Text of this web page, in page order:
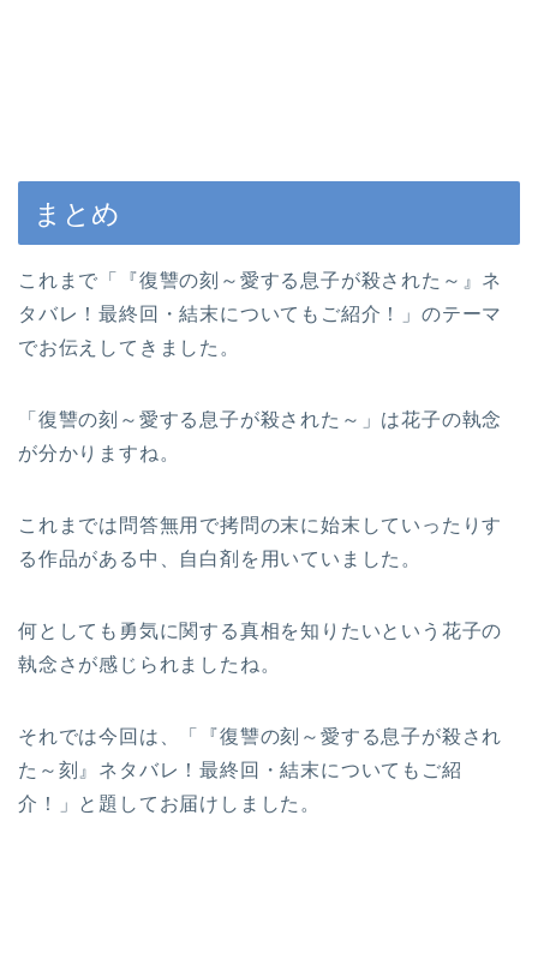
まとめ
これまで「『復讐の刻～愛する息子が殺された～』ネ
タバレ！最終回・結末についてもご紹介！」のテーマ
でお伝えしてきました。
「復讐の刻～愛する息子が殺された～」は花子の執念
が分かりますね。
これまでは問答無用で拷問の末に始末していったりす
る作品がある中、自白剤を用いていました。
何としても勇気に関する真相を知りたいという花子の
執念さが感じられましたね。
それでは今回は、「『復讐の刻～愛する息子が殺され
た～刻』ネタバレ！最終回・結末についてもご紹
介！」と題してお届けしました。